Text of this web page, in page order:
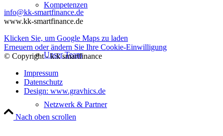
Kompetenzen
Unser Team
Netzwerk & Partner
info@kk-smartfinance.de
www.kk-smartfinance.de
Klicken Sie, um Google Maps zu laden
Erneuern oder ändern Sie Ihre Cookie-Einwilligung
© Copyright - k:k smartfinance
Impressum
Datenschutz
Design: www.gravhics.de
Nach oben scrollen